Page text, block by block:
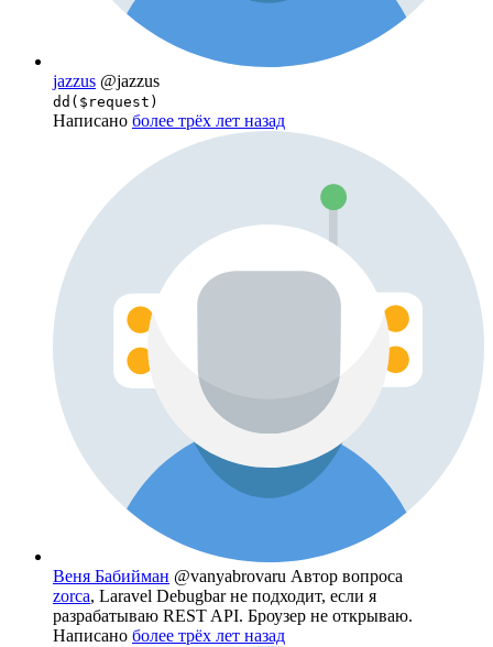
jazzus @jazzus
dd($request)
Написано более трёх лет назад
Веня Бабийман @vanyabrovaru Автор вопроса
zorca, Laravel Debugbar не подходит, если я
разрабатываю REST API. Броузер не открываю.
Написано более трёх лет назад